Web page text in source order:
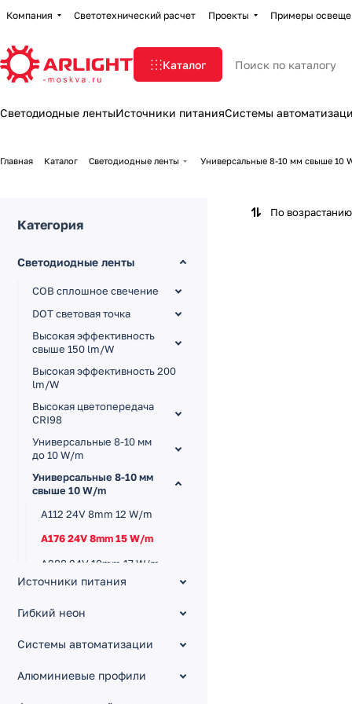
Компания Светотехнический расчет Проекты Примеры
Каталог
Светодиодные лентыИсточники питанияСистемы
Главная Каталог Светодиодные ленты Универсальные 8-10 мм свыше 10
По
Категория
Светодиодные ленты
COB сплошное свечение
DOT световая точка
Высокая эффективность
свыше 150 lm/W
Высокая эффективность 200
lm/W
Высокая цветопередача
CRI98
Универсальные 8-10 мм
до 10 W/m
Универсальные 8-10 мм
свыше 10 W/m
A112 24V 8mm 12 W/m
A176 24V 8mm 15 W/m
A288 24V 10mm 17 W/m
A120 12V 8mm 14.4 W/m
B60 12V 10mm 14.4 W/m
A252 24V 10mm 11 W/m
A160 24V 8mm 12 W/m
A180 24V 10mm 12 W/m
Источники питания
Гибкий неон
Системы автоматизации
Алюминиевые профили